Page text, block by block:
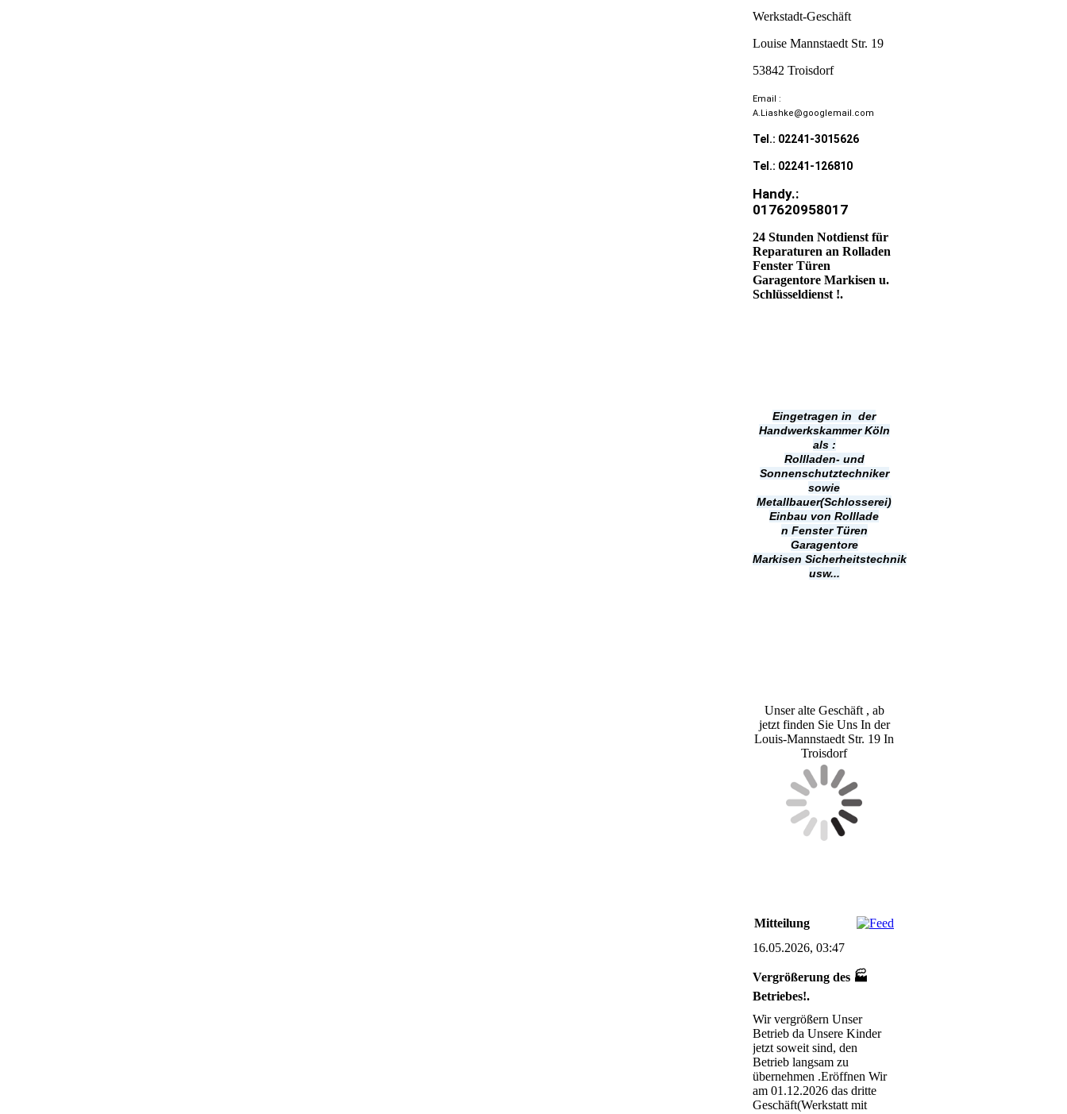
Werkstadt-Geschäft
Louise Mannstaedt Str. 19
53842 Troisdorf
Email :
A.Liashke@googlemail.com
Tel.: 02241-3015626
Tel.: 02241-126810
Handy.:
017620958017
24 Stunden Notdienst für
Reparaturen an Rolladen
Fenster Türen
Garagentore Markisen u.
Schlüsseldienst !.
Eingetragen in der
Handwerkskammer Köln
als :
Rollladen- und
Sonnenschutztechniker
sowie
Metallbauer(Schlosserei)
Einbau von Rolllade
n Fenster Türen
Garagentore
Markisen Sicherheitstechnik
usw...
Unser alte Geschäft , ab
jetzt finden Sie Uns In der
Louis-Mannstaedt Str. 19 In
Troisdorf
Mitteilung
16.05.2026, 03:47
Vergrößerung des 🏭
Betriebes!.
Wir vergrößern Unser
Betrieb da Unsere Kinder
jetzt soweit sind, den
Betrieb langsam zu
übernehmen .Eröffnen Wir
am 01.12.2026 das dritte
Geschäft(Werkstatt mit